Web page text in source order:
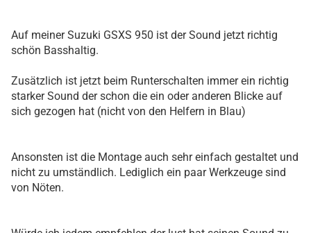
Auf meiner Suzuki GSXS 950 ist der Sound jetzt richtig
schön Basshaltig.
Zusätzlich ist jetzt beim Runterschalten immer ein richtig
starker Sound der schon die ein oder anderen Blicke auf
sich gezogen hat (nicht von den Helfern in Blau)
Ansonsten ist die Montage auch sehr einfach gestaltet und
nicht zu umständlich. Lediglich ein paar Werkzeuge sind
von Nöten.